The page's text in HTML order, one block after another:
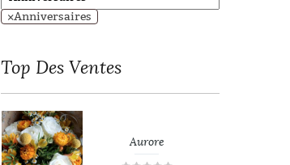
×Anniversaires
Top Des Ventes
Aurore